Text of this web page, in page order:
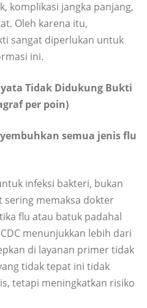
komplikasi jangka panjang,
Oleh karena itu,
sangat diperlukan untuk
ini.
Tidak Didukung Bukti
per poin)
semua jenis flu
infeksi bakteri, bukan
sering memaksa dokter
flu atau batuk padahal
menunjukkan lebih dari
di layanan primer tidak
tidak tepat ini tidak
tetapi meningkatkan risiko